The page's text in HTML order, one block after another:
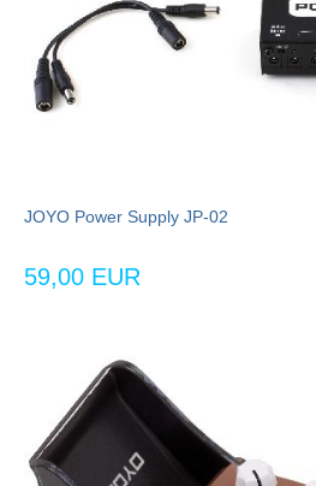
JOYO Power Supply JP-02
59,00 EUR